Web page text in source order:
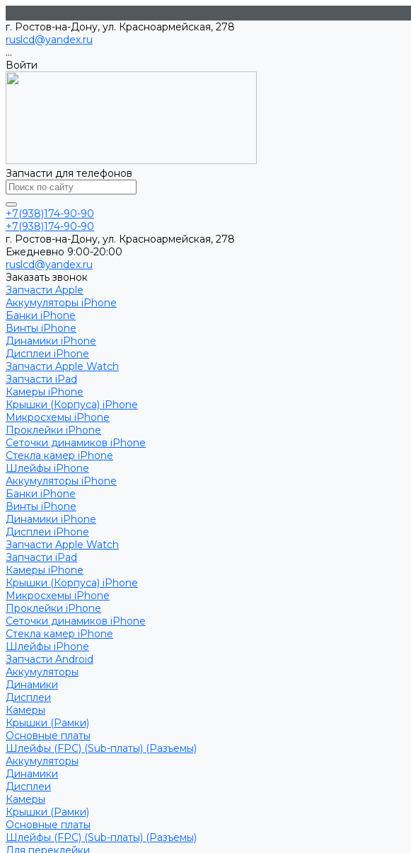
г. Ростов-на-Дону, ул. Красноармейская, 278
ruslcd@yandex.ru
...
Войти
Запчасти для телефонов
+7(938)174-90-90
+7(938)174-90-90
г. Ростов-на-Дону, ул. Красноармейская, 278
Ежедневно 9:00-20:00
ruslcd@yandex.ru
Заказать звонок
Запчасти Apple
Аккумуляторы iPhone
Банки iPhone
Винты iPhone
Динамики iPhone
Дисплеи iPhone
Запчасти Apple Watch
Запчасти iPad
Камеры iPhone
Крышки (Корпуса) iPhone
Микросхемы iPhone
Проклейки iPhone
Сеточки динамиков iPhone
Стекла камер iPhone
Шлейфы iPhone
Аккумуляторы iPhone
Банки iPhone
Винты iPhone
Динамики iPhone
Дисплеи iPhone
Запчасти Apple Watch
Запчасти iPad
Камеры iPhone
Крышки (Корпуса) iPhone
Микросхемы iPhone
Проклейки iPhone
Сеточки динамиков iPhone
Стекла камер iPhone
Шлейфы iPhone
Запчасти Android
Аккумуляторы
Динамики
Дисплеи
Камеры
Крышки (Рамки)
Основные платы
Шлейфы (FPC) (Sub-платы) (Разъемы)
Аккумуляторы
Динамики
Дисплеи
Камеры
Крышки (Рамки)
Основные платы
Шлейфы (FPC) (Sub-платы) (Разъемы)
Для переклейки